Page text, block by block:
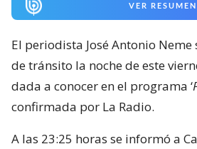
VER RESUMEN
El periodista José Antonio
de tránsito la noche de este
dada a conocer en el programa ‘
confirmada por La Radio.
A las 23:25 horas se informó a